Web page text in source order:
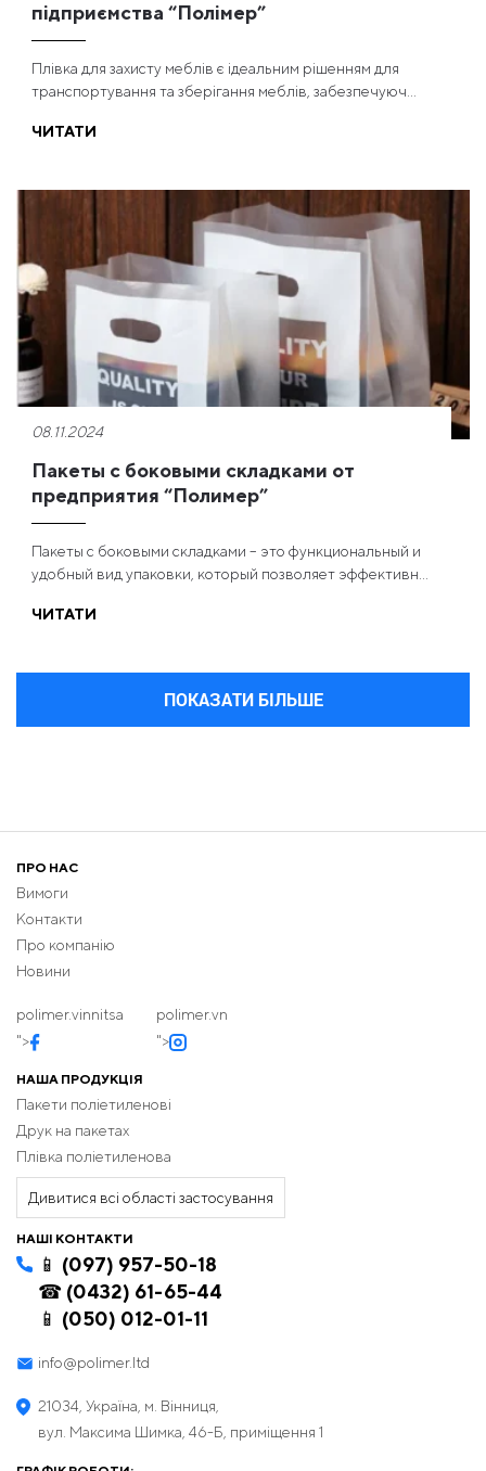
підприємства “Полімер”
Плівка для захисту меблів є ідеальним рішенням для
транспортування та зберігання меблів, забезпечуюч...
ЧИТАТИ
08.11.2024
Пакеты с боковыми складками от
предприятия “Полимер”
Пакеты с боковыми складками – это функциональный и
удобный вид упаковки, который позволяет эффективн...
ЧИТАТИ
ПОКАЗАТИ БІЛЬШЕ
ПРО НАС
Вимоги
Контакти
Про компанію
Новини
polimer.vinnitsa
">
polimer.vn
">
НАША ПРОДУКЦІЯ
Пакети поліетиленові
Друк на пакетах
Плівка поліетиленова
Дивитися всі області застосування
НАШІ КОНТАКТИ
📱 (097) 957-50-18
☎ (0432) 61-65-44
📱 (050) 012-01-11
info@polimer.ltd
21034, Україна, м. Вінниця,
вул. Максима Шимка, 46-Б, приміщення 1